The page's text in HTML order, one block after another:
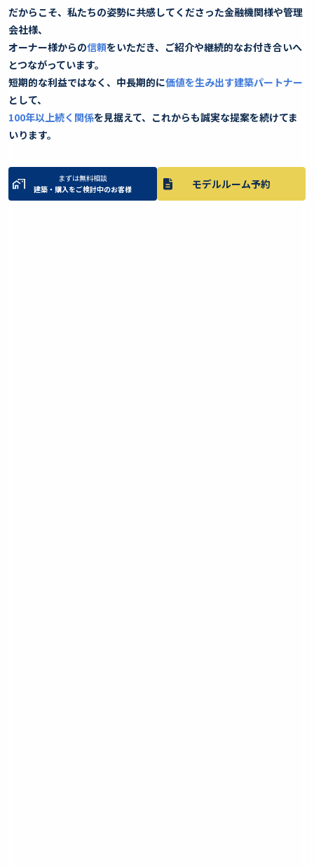
だからこそ、私たちの姿勢に共感してくださった金融機関様や管理
会社様、
オーナー様からの信頼をいただき、ご紹介や継続的なお付き合いへ
とつながっています。
短期的な利益ではなく、中長期的に価値を生み出す建築パートナー
として、
100年以上続く関係を見据えて、これからも誠実な提案を続けてま
いります。
まずは無料相談
建築・購入をご検討中のお客様
モデルルーム予約